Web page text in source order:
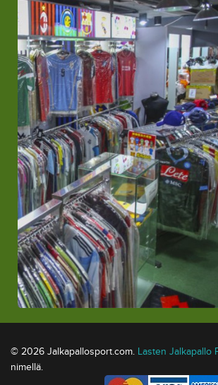
© 2026 Jalkapallosport.com. Lasten Jalkapallo
nimellä.